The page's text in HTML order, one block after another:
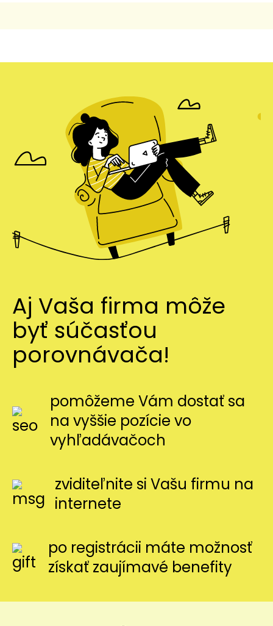
Aj Vaša firma môže
byť súčasťou
porovnávača!
pomôžeme Vám dostať sa
na vyššie pozície vo
vyhľadávačoch
zviditeľnite si Vašu firmu na
internete
po registrácii máte možnosť
získať zaujímavé benefity